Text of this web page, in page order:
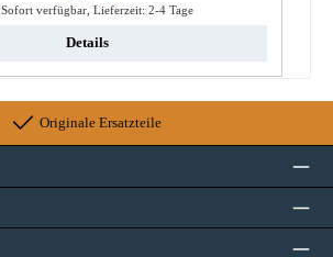
Sofort verfügbar, Lieferzeit: 2-4 Tage
Details
Originale Ersatzteile